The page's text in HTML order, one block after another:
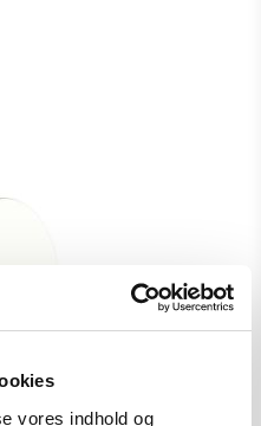
vores indhold og